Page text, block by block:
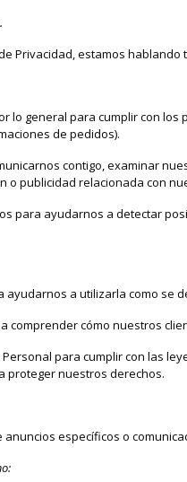
Privacidad, estamos
lo general para cumplir con
de pedidos).
contigo, examinar
publicidad relacionada con
para ayudarnos a detectar
a utilizarla como se
comprender cómo nuestros
para cumplir con las
proteger nuestros derechos.
específicos o